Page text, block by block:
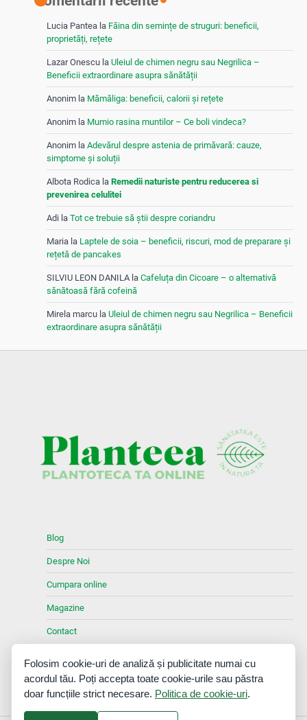
Lucia Pantea la Făina din semințe de struguri: beneficii,
proprietăți, rețete
Lazar Onescu la Uleiul de chimen negru sau Negrilica –
Beneficii extraordinare asupra sănătății
Anonim la Mămăliga: beneficii, calorii și rețete
Anonim la Mumio rasina muntilor – Ce boli vindeca?
Anonim la Adevărul despre astenia de primăvară: cauze,
simptome și soluții
Albota Rodica la Remedii naturiste pentru reducerea si
prevenirea celulitei
Adi la Tot ce trebuie să știi despre coriandru
Maria la Laptele de soia – beneficii, riscuri, mod de preparare și
rețetă de pancakes
SILVIU LEON DANILA la Cafeluța din Cicoare – o alternativă
sănătoasă fără cofeină
Mirela marcu la Uleiul de chimen negru sau Negrilica – Beneficii
extraordinare asupra sănătății
Blog
Despre Noi
Cumpara online
Magazine
Contact
Facebook
X Instagram
Folosim cookie-uri de analiză și publicitate numai cu
acordul tău. Poți accepta toate cookie-urile sau păstra
doar funcțiile strict necesare. Politica de cookie-uri.